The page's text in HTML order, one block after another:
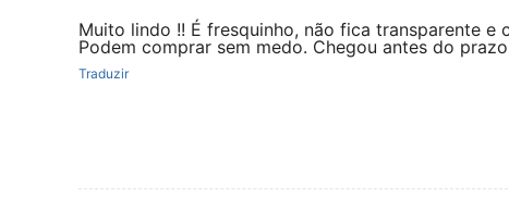
Muito lindo !! É fresquinho, não fica transparente e
Podem comprar sem medo. Chegou antes do
Traduzir